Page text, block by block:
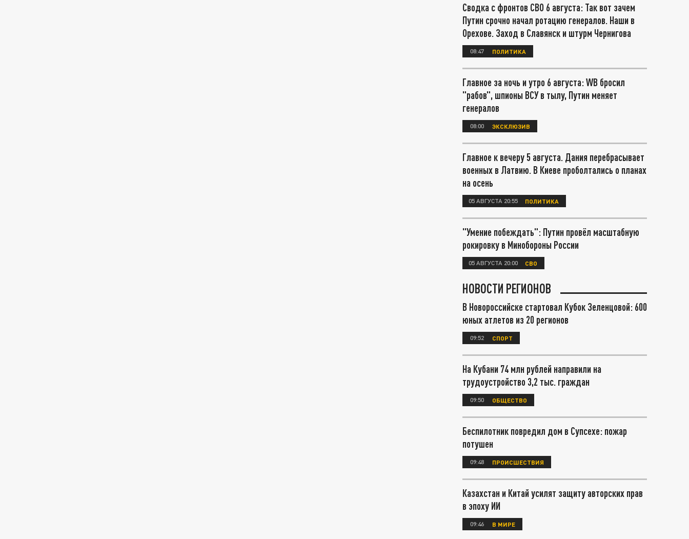
Сводка с фронтов СВО 6 августа: Так вот зачем
Путин срочно начал ротацию генералов. Наши в
Орехове. Заход в Славянск и штурм Чернигова
08:47 ПОЛИТИКА
Главное за ночь и утро 6 августа: WB бросил
"рабов", шпионы ВСУ в тылу, Путин меняет
генералов
08:00 ЭКСКЛЮЗИВ
Главное к вечеру 5 августа. Дания перебрасывает
военных в Латвию. В Киеве проболтались о планах
на осень
05 АВГУСТА 20:55 ПОЛИТИКА
"Умение побеждать": Путин провёл масштабную
рокировку в Минобороны России
05 АВГУСТА 20:00 СВО
НОВОСТИ РЕГИОНОВ
В Новороссийске стартовал Кубок Зеленцовой: 600
юных атлетов из 20 регионов
09:52 СПОРТ
На Кубани 74 млн рублей направили на
трудоустройство 3,2 тыс. граждан
09:50 ОБЩЕСТВО
Беспилотник повредил дом в Супсехе: пожар
потушен
09:48 ПРОИСШЕСТВИЯ
Казахстан и Китай усилят защиту авторских прав
в эпоху ИИ
09:46 В МИРЕ